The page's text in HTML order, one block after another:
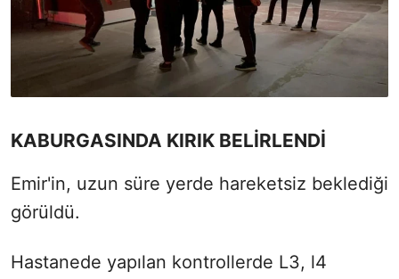
KABURGASINDA KIRIK BELİRLENDİ
Emir'in, uzun süre yerde hareketsiz beklediği
görüldü.
Hastanede yapılan kontrollerde L3, l4